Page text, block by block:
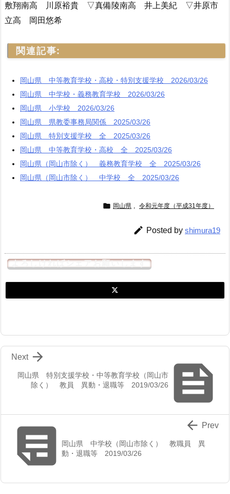
敷翔南高 川原裕貴 ▽真備陵南高 井上美紀 ▽井原市
立高 岡田悠希
関連記事:
岡山県 中等教育学校・高校・特別支援学校 2026/03/26
岡山県 中学校・義務教育学校 2026/03/26
岡山県 小学校 2026/03/26
岡山県 県教委事務局関係 2025/03/26
岡山県 特別支援学校 全 2025/03/26
岡山県 中等教育学校・高校 全 2025/03/26
岡山県（岡山市除く） 義務教育学校 全 2025/03/26
岡山県（岡山市除く） 中学校 全 2025/03/26
 岡山県 , 令和元年度（平成31年度）
 Posted by shimura19
よろしければシェアお願いします

岡山県 特別支援学校・中等教育学校（岡山市
除く） 教員 異動・退職等 2019/03/26

Next
岡山県 中学校（岡山市除く） 教職員 異
動・退職等 2019/03/26
 Prev